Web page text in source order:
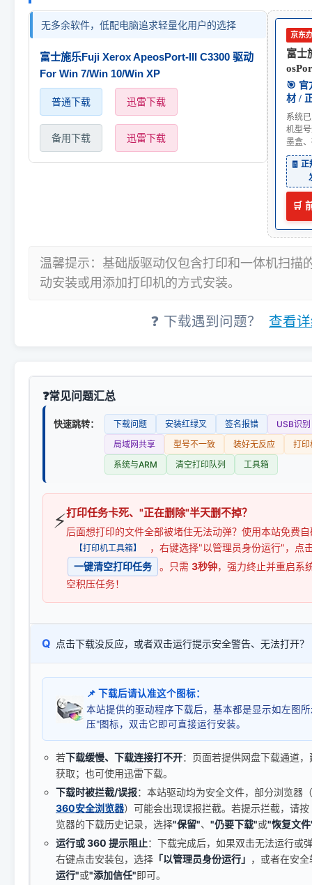
无多余软件，低配电脑追求轻量化用户的选择
富士施乐Fuji Xerox ApeosPort-III C3300 驱动
For Win 7/Win 10/Win XP
普通下载 迅雷下载
备用下载 迅雷下载
京东
富士
🎯 官
材 /
系统
机型
墨盒
🧾
🛒
温馨提示：基础版驱动仅包含打印和一体机扫描
动安装或用添加打印机的方式安装。
❓ 下载遇到问题？ 查看
常见问题汇总
快速跳转： 下载问题 安装红绿叉 签名报错
USB识别
局域网共享
型号不一致 装好无反应
打印
系统与ARM
清空打印队列 工具箱
⚡打印任务卡死、"正在删除"半天删不掉？
后面想打印的文件全部被堵住无法动弹？使用本站免费
【打印机工具箱】
，右键选择"以管理员身份运行"，点
一键清空打印任务
。只需 3秒钟，强力终止并重启系
空积压任务！
Q 点击下载没反应，或者双击运行提示安全警告、无法打开？
📌 下载后请认准这个图标：
本站提供的驱动程序下载后，基本都是显示如左图
压"图标，双击它即可直接运行安装。
若下载缓慢、下载连接打不开：页面若提供网盘下载通道
获取；也可使用迅雷下载。
下载时被拦截/误报：本站驱动均为安全文件，部分浏览器
360安全浏览器）可能会出现误报拦截。若提示拦截，请按
览器的下载历史记录，选择"保留"、 "仍要下载"或"恢复文
运行或 360 提示阻止：下载完成后，如果双击无法运行或
右键点击安装包，选择 「以管理员身份运行」 ，或者在安
运行"或"添加信任"即可。